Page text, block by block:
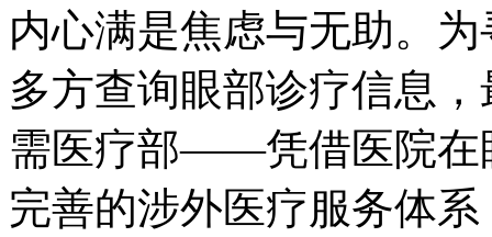
内心满是焦虑与无助。
多方查询眼部诊疗信息
需医疗部——凭借医院在
完善的涉外医疗服务体